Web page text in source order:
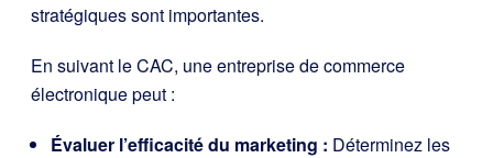
stratégiques sont importantes.
En suivant le CAC, une entreprise de commerce
électronique peut :
Évaluer l’efficacité du marketing : Déterminez les